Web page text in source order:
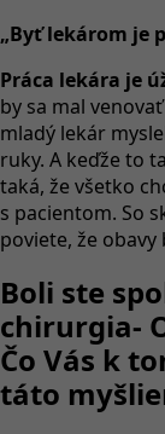
„Byť lekárom je
Práca lekára je
by sa mal
mladý lekár
ruky. A keďže to
taká, že všetko
s pacientom. So
poviete, že
Boli ste
chirurgia-
Čo Vás k
táto